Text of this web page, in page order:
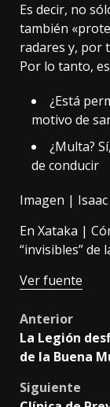
Es decir, no
también
radares y, por
Por lo tanto,
¿Está
motivo de
¿Multa?
de conducir
Imagen |
En Xataka |
“invisibles” de
Ver fuente
Post
Anterior
La Legión
de la Buena
Siguiente